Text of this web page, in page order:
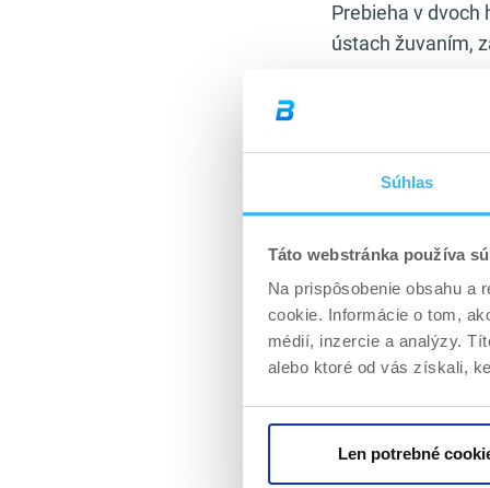
Súhlas
Táto webstránka používa
Na prispôsobenie obsahu a
cookie. Informácie o tom,
médií, inzercie a analýzy.
alebo ktoré od vás získali,
Len potrebné
Prebieha v dvoch
ústach žuvaním,
Efektívne
zdravie,
strave? Koľko ich
živín neprinesie
Dôležitou
Ako pomáhajú
V prípade
enzýmov. Pri
celkovú funkciu